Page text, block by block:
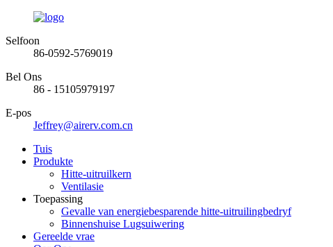
Selfoon
86-0592-5769019
Bel Ons
86 - 15105979197
E-pos
Jeffrey@airerv.com.cn
Tuis
Produkte
Hitte-uitruilkern
Ventilasie
Toepassing
Gevalle van energiebesparende hitte-uitruilingbedryf
Binnenshuise Lugsuiwering
Gereelde vrae